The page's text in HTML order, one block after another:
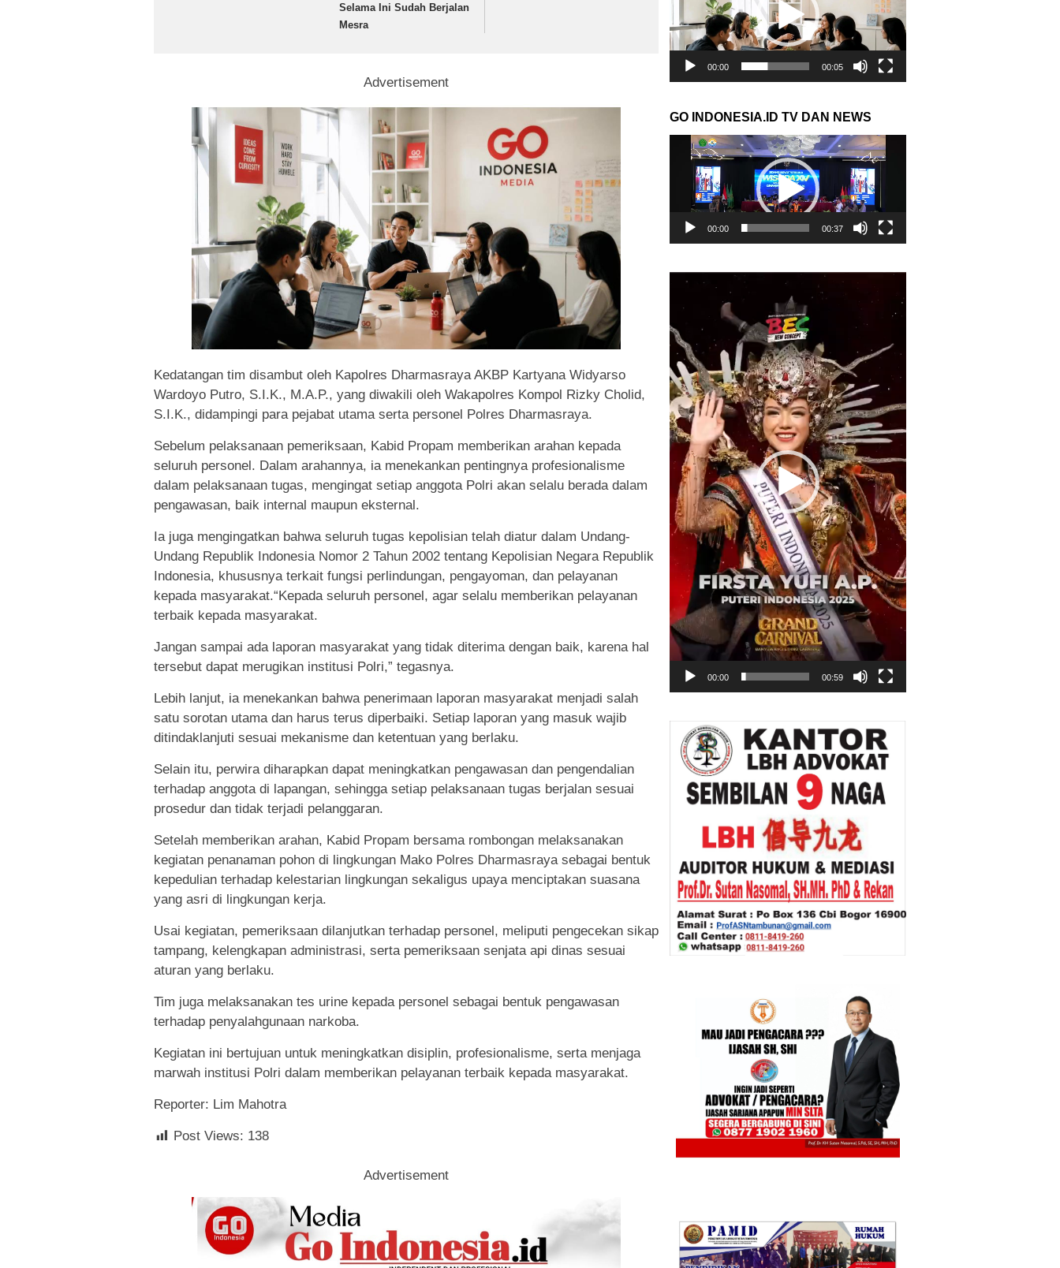
Selama Ini Sudah Berjalan
Mesra
Advertisement
Kedatangan tim disambut oleh Kapolres Dharmasraya AKBP Kartyana Widyarso
Wardoyo Putro, S.I.K., M.A.P., yang diwakili oleh Wakapolres Kompol Rizky Cholid,
S.I.K., didampingi para pejabat utama serta personel Polres Dharmasraya.
Sebelum pelaksanaan pemeriksaan, Kabid Propam memberikan arahan kepada
seluruh personel. Dalam arahannya, ia menekankan pentingnya profesionalisme
dalam pelaksanaan tugas, mengingat setiap anggota Polri akan selalu berada dalam
pengawasan, baik internal maupun eksternal.
Ia juga mengingatkan bahwa seluruh tugas kepolisian telah diatur dalam Undang-
Undang Republik Indonesia Nomor 2 Tahun 2002 tentang Kepolisian Negara Republik
Indonesia, khususnya terkait fungsi perlindungan, pengayoman, dan pelayanan
kepada masyarakat.“Kepada seluruh personel, agar selalu memberikan pelayanan
terbaik kepada masyarakat.
Jangan sampai ada laporan masyarakat yang tidak diterima dengan baik, karena hal
tersebut dapat merugikan institusi Polri,” tegasnya.
Lebih lanjut, ia menekankan bahwa penerimaan laporan masyarakat menjadi salah
satu sorotan utama dan harus terus diperbaiki. Setiap laporan yang masuk wajib
ditindaklanjuti sesuai mekanisme dan ketentuan yang berlaku.
Selain itu, perwira diharapkan dapat meningkatkan pengawasan dan pengendalian
terhadap anggota di lapangan, sehingga setiap pelaksanaan tugas berjalan sesuai
prosedur dan tidak terjadi pelanggaran.
Setelah memberikan arahan, Kabid Propam bersama rombongan melaksanakan
kegiatan penanaman pohon di lingkungan Mako Polres Dharmasraya sebagai bentuk
kepedulian terhadap kelestarian lingkungan sekaligus upaya menciptakan suasana
yang asri di lingkungan kerja.
Usai kegiatan, pemeriksaan dilanjutkan terhadap personel, meliputi pengecekan sikap
tampang, kelengkapan administrasi, serta pemeriksaan senjata api dinas sesuai
aturan yang berlaku.
Tim juga melaksanakan tes urine kepada personel sebagai bentuk pengawasan
terhadap penyalahgunaan narkoba.
Kegiatan ini bertujuan untuk meningkatkan disiplin, profesionalisme, serta menjaga
marwah institusi Polri dalam memberikan pelayanan terbaik kepada masyarakat.
Reporter: Lim Mahotra
Post Views: 138
Advertisement
00:00 00:05
GO INDONESIA.ID TV DAN NEWS
Pemutar
Video
00:00 00:37
Pemutar
00:00 00:59